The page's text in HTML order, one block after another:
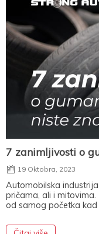
7 zanimljivosti o
19 Oktobra, 2023
Automobilska
pričama, ali i
od samog početka